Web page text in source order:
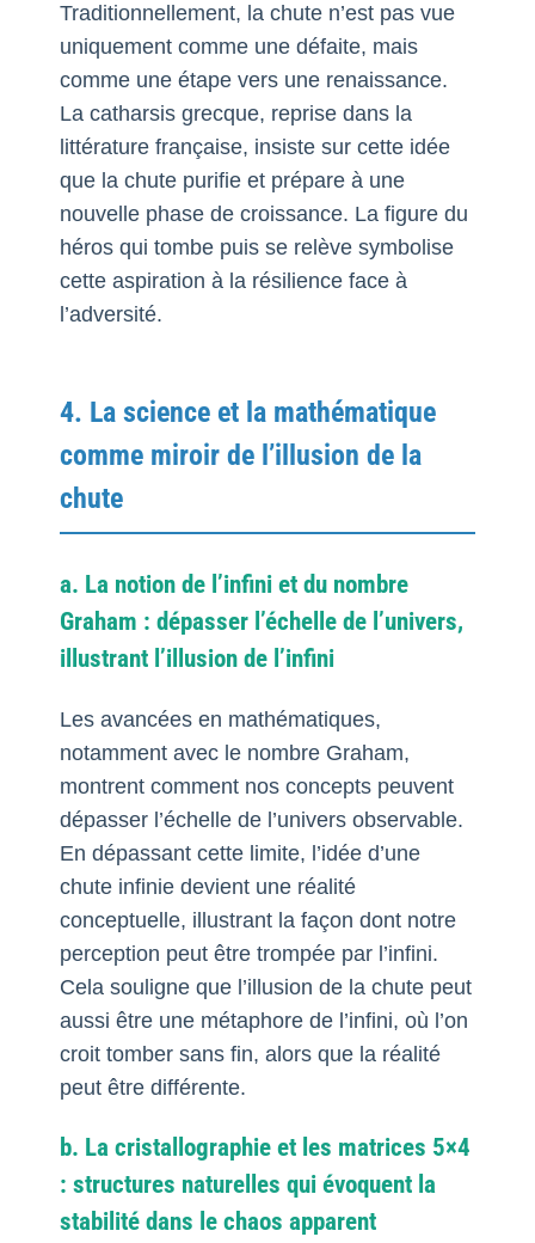
Traditionnellement, la chute n’est pas vue
uniquement comme une défaite, mais
comme une étape vers une renaissance.
La catharsis grecque, reprise dans la
littérature française, insiste sur cette idée
que la chute purifie et prépare à une
nouvelle phase de croissance. La figure du
héros qui tombe puis se relève symbolise
cette aspiration à la résilience face à
l’adversité.
4. La science et la mathématique
comme miroir de l’illusion de la
chute
a. La notion de l’infini et du nombre
Graham : dépasser l’échelle de l’univers,
illustrant l’illusion de l’infini
Les avancées en mathématiques,
notamment avec le nombre Graham,
montrent comment nos concepts peuvent
dépasser l’échelle de l’univers observable.
En dépassant cette limite, l’idée d’une
chute infinie devient une réalité
conceptuelle, illustrant la façon dont notre
perception peut être trompée par l’infini.
Cela souligne que l’illusion de la chute peut
aussi être une métaphore de l’infini, où l’on
croit tomber sans fin, alors que la réalité
peut être différente.
b. La cristallographie et les matrices 5×4
: structures naturelles qui évoquent la
stabilité dans le chaos apparent